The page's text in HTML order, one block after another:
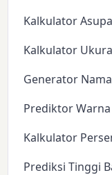
Kalkulator
Kalkulator
Generator
Prediktor
Kalkulator
Prediksi Tinggi